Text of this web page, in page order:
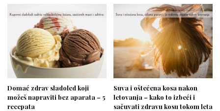
Domać zdrav sladoled koji
možeš napraviti bez aparata – 5
recepata
Suva i oštećena kosa nakon
letovanja – kako to izbeći i
sačuvati zdravu kosu tokom leta